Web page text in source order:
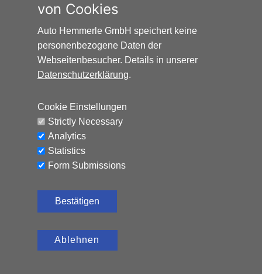
AUDI Q2 SPORT*AUTOMATIK*SCHIEBEDACH*8-
12.500€
Benzin, 152.797 km, 150 PS,
CO₂-Emissionen (kombiniert): 119 g/km, Kraftstoffverbrauch
von Cookies
Auto Hemmerle GmbH speichert keine
personenbezogene Daten der
Webseitenbesucher. Details in unserer
Datenschutzerklärung.
Cookie Einstellungen
Strictly Necessary
Analytics
Statistics
Form Submissions
Bestätigen
Ablehnen